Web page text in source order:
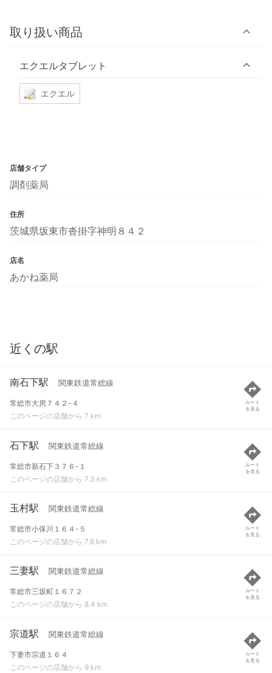
取り扱い商品
エクエルタブレット
エクエル
店舗タイプ
調剤薬局
住所
茨城県坂東市沓掛字神明８４２
店名
あかね薬局
近くの駅
南石下駅 関東鉄道常総線
常総市大房７４２-４
このページの店舗から 7 km
ルート
を見る
石下駅 関東鉄道常総線
常総市新石下３７６-１
このページの店舗から 7.3 km
ルート
を見る
玉村駅 関東鉄道常総線
常総市小保川１６４-５
このページの店舗から 7.8 km
ルート
を見る
三妻駅 関東鉄道常総線
常総市三坂町１６７２
このページの店舗から 8.4 km
ルート
を見る
宗道駅 関東鉄道常総線
下妻市宗道１６４
このページの店舗から 9 km
ルート
を見る